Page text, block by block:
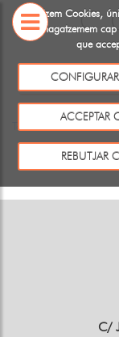
Utiltizem Cookies,
emmagatzemem
que
ACCEPTAR
REBUTJAR
Aquest producte no
Tornar
C/